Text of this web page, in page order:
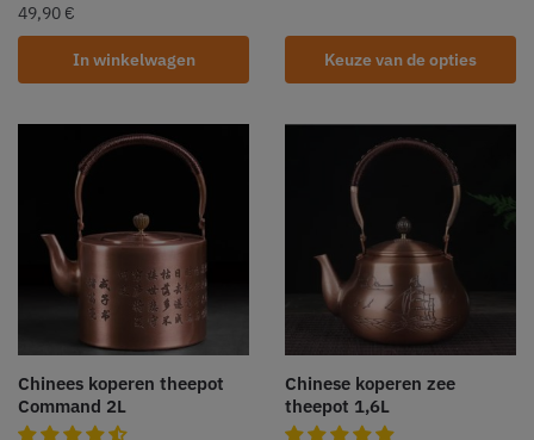
49,90 €
In winkelwagen Keuze van de opties
Chinees koperen theepot
Command 2L
Chinese koperen zee
theepot 1,6L